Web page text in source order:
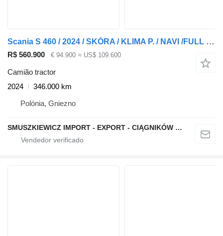
Scania S 460 / 2024 / SKÓRA / KLIMA P. / NAVI /FULL LED / ACC / DE 4568
R$ 560.900 € 94.900 ≈ US$ 109.600
Camião tractor
2024
346.000 km
Polónia, Gniezno
SMUSZKIEWICZ IMPORT - EXPORT - CIĄGNIKÓW SIODŁOWYCH I NACZEP